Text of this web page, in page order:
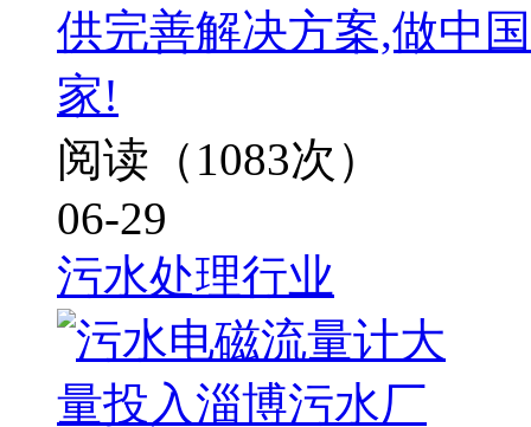
供完善解决方案,做中
家!
阅读（1083次）
06-29
污水处理行业